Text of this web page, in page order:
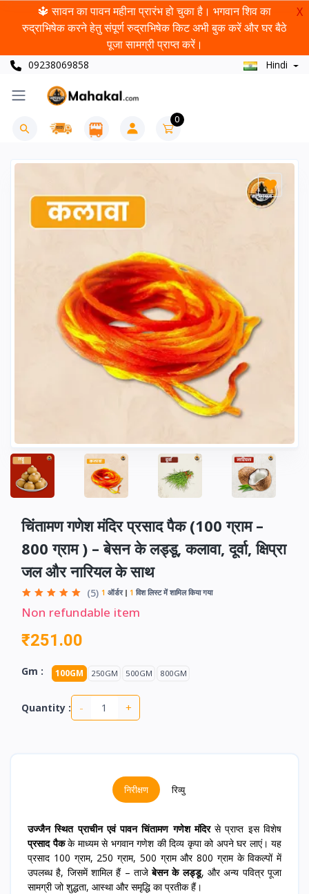
🔱 सावन का पावन महीना प्रारंभ हो चुका है। भगवान शिव का
रुद्राभिषेक करने हेतु संपूर्ण रुद्राभिषेक किट अभी बुक करें और घर बैठे
पूजा सामग्री प्राप्त करें।
X
09238069858 Hindi
0
चिंतामण गणेश मंदिर प्रसाद पैक (100 ग्राम –
800 ग्राम ) – बेसन के लड्डू, कलावा, दूर्वा, क्षिप्रा
जल और नारियल के साथ
(5) 1 ऑर्डर 1 विश लिस्ट में शामिल किया गया
Non refundable item
₹251.00
Gm : 100GM 250GM 500GM 800GM
Quantity : - +
निरीक्षण रिव्यु
उज्जैन स्थित प्राचीन एवं पावन चिंतामण गणेश मंदिरसे प्राप्त इस विशेष
प्रसाद पैकके माध्यम से भगवान गणेश की दिव्य कृपा को अपने घर लाएं। यह
प्रसाद 100 ग्राम, 250 ग्राम, 500 ग्राम और 800 ग्राम के विकल्पों में
उपलब्ध है, जिसमें शामिल हैं – ताजेबेसन के लड्डू, और अन्य पवित्र पूजा
सामग्री जो शुद्धता, आस्था और समृद्धि का प्रतीक हैं।